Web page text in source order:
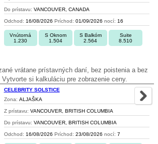
Do prístavu: VANCOUVER, CANADA
Odchod: 16/08/2026 Príchod: 01/09/2026 nocí: 16
Vnútorná
1.230
S Oknom
1.504
S Balkóm
2.564
Suite
8.510
vrátane prístavných daní, bez poistenia a bez
si kalkuláciu pre zobrazenie ceny.
CELEBRITY SOLSTICE
Zona: ALJAŠKA
Z prístavu: VANCOUVER, BRITISH COLUMBIA
Do prístavu: VANCOUVER, BRITISH COLUMBIA
Odchod: 16/08/2026 Príchod: 23/08/2026 nocí: 7